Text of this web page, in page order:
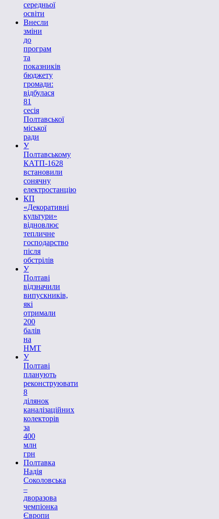
середньої
освіти
Внесли
зміни
до
програм
та
показників
бюджету
громади:
відбулася
81
сесія
Полтавської
міської
ради
У
Полтавському
КАТП-1628
встановили
сонячну
електростанцію
КП
«Декоративні
культури»
відновлює
тепличне
господарство
після
обстрілів
У
Полтаві
відзначили
випускників,
які
отримали
200
балів
на
НМТ
У
Полтаві
планують
реконструювати
8
ділянок
каналізаційних
колекторів
за
400
млн
грн
Полтавка
Надія
Соколовська
–
дворазова
чемпіонка
Європи